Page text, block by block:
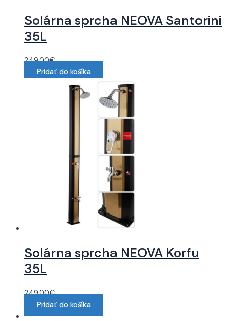
Solárna sprcha NEOVA Santorini
35L
249.00€
Pridať do košíka
Solárna sprcha NEOVA Korfu
35L
249.00€
Pridať do košíka